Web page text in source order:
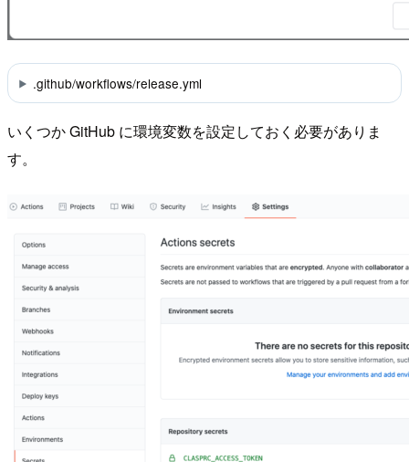
.github/workflows/release.yml
いくつか GitHub に環境変数を設定しておく必要がありま
す。